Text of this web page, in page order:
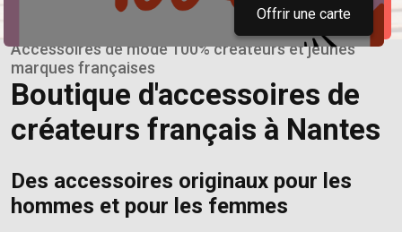
Offrir une carte
Accessoires de mode 100% créateurs et jeunes
marques françaises
Boutique d'accessoires de
créateurs français à Nantes
Des accessoires originaux pour les
hommes et pour les femmes